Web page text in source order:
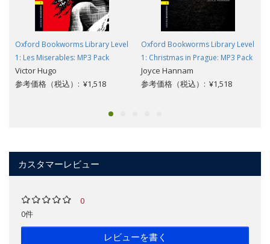
Oxford Bookworms Library Level
1: Les Miserables: MP3 Pack
Victor Hugo
参考価格（税込）: ¥1,518
Oxford Bookworms Library Level
1: Christmas in Prague: MP3 Pack
Joyce Hannam
参考価格（税込）: ¥1,518
カスタマーレビュー
0
0件
レビューを書く